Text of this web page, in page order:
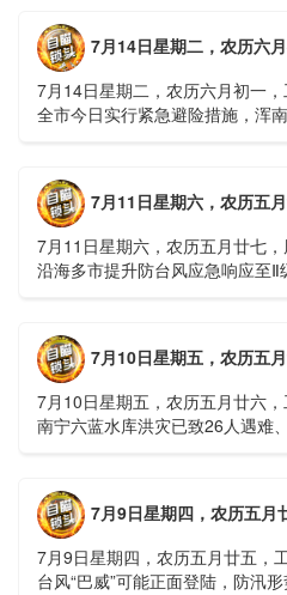
7月14日星期二，农历六
7月14日星期二，农历六月初一
全市今日实行紧急避险措施，浑
7月11日星期六，农历五
7月11日星期六，农历五月廿七
沿海多市提升防台风应急响应至
7月10日星期五，农历五
7月10日星期五，农历五月廿六
南宁六蓝水库洪灾已致26人遇难
7月9日星期四，农历五月
7月9日星期四，农历五月廿五，
台风“巴威”可能正面登陆，防汛